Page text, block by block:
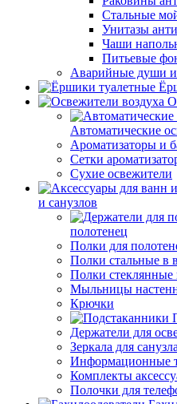
Стальные
Унитазы
Чаши
Питьевые
Аварийные души
Автоматические
Ароматизаторы и
Сетки
Сухие освежители
и санузлов
полотенец
Полки для
Полки стальные в
Полки
Мыльницы
Крючки
Держатели для
Зеркала для санузла
Информационные
Комплекты
Полочки для